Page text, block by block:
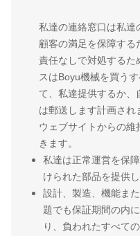
私達の連絡窓口は私達
顧客の満足を保障す
責任なしで対処するた
スはBoyu機械を買う
て、私達提供するか、
は郵送します計画さ
ウェブサイトからの
きます。
私達は正常運営を保
けられた部品を提供し
設計、製造、機能ま
題でも保証期間の内
り、負われたすべて